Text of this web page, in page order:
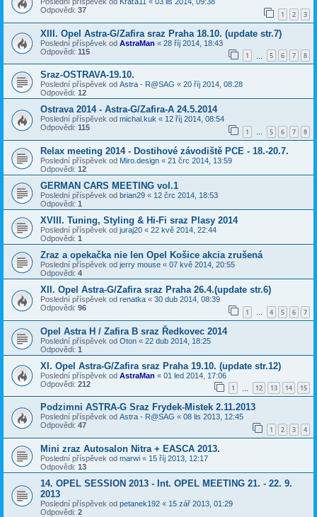
Odpovědi: 37 1 2 3
XIII. Opel Astra-G/Zafira sraz Praha 18.10. (update str.7)
Poslední příspěvek od AstraMan « 28 říj 2014, 18:43
Odpovědi: 115 1 5 6 7 8
Sraz-OSTRAVA-19.10.
Poslední příspěvek od Astra - R@SAG « 20 říj 2014, 08:28
Odpovědi: 12
Ostrava 2014 - Astra-G/Zafira-A 24.5.2014
Poslední příspěvek od michal.kuk « 12 říj 2014, 08:54
Odpovědi: 115 1 … 5 6 7 8
Relax meeting 2014 - Dostihové závodiště PCE - 18.-20.7.
Poslední příspěvek od Miro.design « 21 črc 2014, 13:59
Odpovědi: 12
GERMAN CARS MEETING vol.1
Poslední příspěvek od brian29 « 12 črc 2014, 18:53
Odpovědi: 1
XVIII. Tuning, Styling & Hi-Fi sraz Plasy 2014
Poslední příspěvek od juraj20 « 22 kvě 2014, 22:44
Odpovědi: 1
Zraz a opekačka nie len Opel Košice akcia zrušená
Poslední příspěvek od jerry mouse « 07 kvě 2014, 20:55
Odpovědi: 4
XII. Opel Astra-G/Zafira sraz Praha 26.4.(update str.6)
Poslední příspěvek od renatka « 30 dub 2014, 08:39
Odpovědi: 96 1 … 4 5 6 7
Opel Astra H / Zafira B sraz Ředkovec 2014
Poslední příspěvek od Oton « 22 dub 2014, 18:25
Odpovědi: 1
XI. Opel Astra-G/Zafira sraz Praha 19.10. (update str.12)
Poslední příspěvek od AstraMan « 01 led 2014, 17:06
Odpovědi: 212 1 12 13 14 15
Podzimni ASTRA-G Sraz Frydek-Mistek 2.11.2013
Poslední příspěvek od Astra - R@SAG « 08 lis 2013, 12:45
Odpovědi: 47 1 2 3 4
Mini zraz Autosalon Nitra + EASCA 2013.
Poslední příspěvek od marwi « 15 říj 2013, 12:17
Odpovědi: 13
14. OPEL SESSION 2013 - Int. OPEL MEETING 21. - 22. 9.
2013
Poslední příspěvek od petanek192 « 15 zář 2013, 01:29
Odpovědi: 2